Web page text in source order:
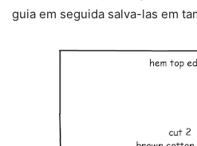
guia em seguida salva-las em